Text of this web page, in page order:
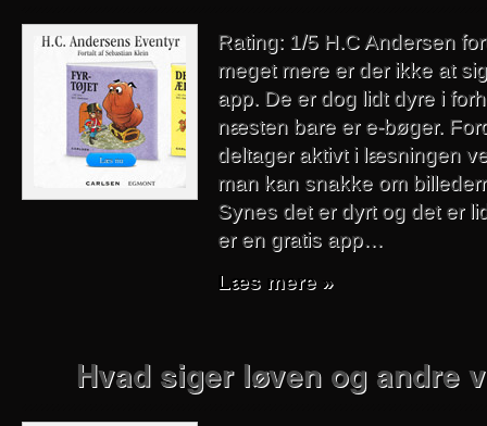
Rating: 1/5 H.C Andersen
meget mere er der ikke at
app. De er dog lidt dyre i
næsten bare er e-bøger.
deltager aktivt i læsningen
man kan snakke om
Synes det er dyrt og det er
er en gratis app…
Læs mere »
Hvad siger løven og andre